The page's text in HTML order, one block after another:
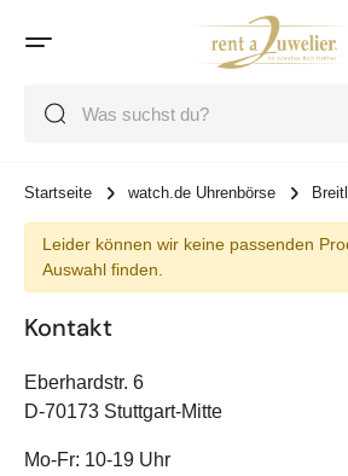
Startseite watch.de Uhrenbörse
Leider können wir keine passenden
Auswahl finden.
Kontakt
Eberhardstr. 6
D-70173 Stuttgart-Mitte
Mo-Fr: 10-19 Uhr